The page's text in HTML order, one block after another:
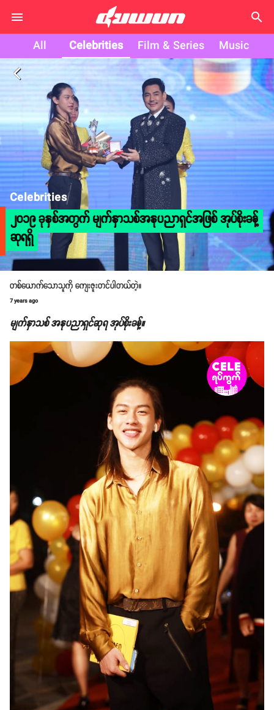
search
All Celebrities Film & Series Music
arrow_back_ios
Celebrities
၂၀၁၉ ခုနှစ်အတွက် မျက်နှာသစ်အနုပညာရှင်အဖြစ် အုပ်စိုးခန့်
ဆုရရှိ
တစ်ယောက်သောသူကို ကျေးဇူးတင်ပါတယ်တဲ့။
7 years ago
မျက်နှာသစ် အနုပညာရှင်ဆုရ အုပ်စိုးခန့်။